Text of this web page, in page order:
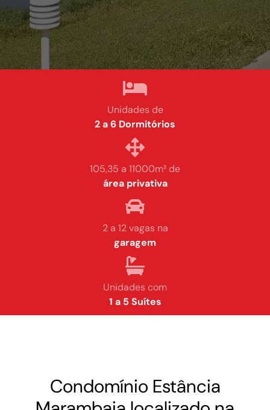
Unidades de
2 a 6 Dormitórios
105,35 a 11000m² de
área privativa
2 a 12 vagas na
garagem
Unidades com
1 a 5 Suítes
Condomínio Estância